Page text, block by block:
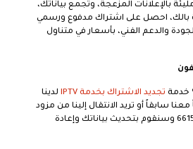
بالإعلانات المزعجة، وتجمع بياناتك،
بالك، احصل على اشتراك مدفوع ورسمي
والدعم الفني، بأسعار في متناول
خدمة تجديد الاشتراك بخدمة IPTV
لدينا
سابقاً أو تريد الانتقال إلينا من مزود
وسنقوم بتحديث بياناتك وإعادة